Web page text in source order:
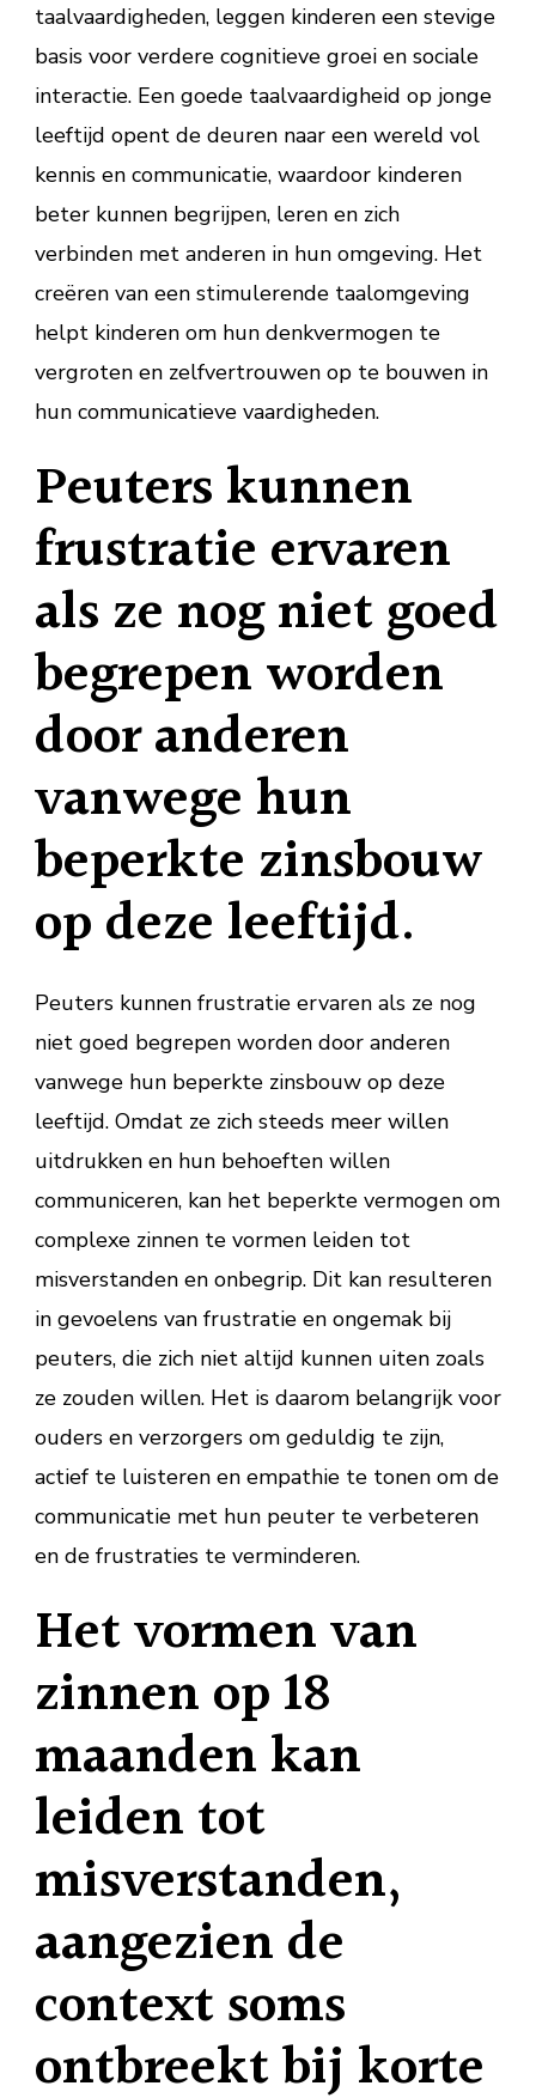
taalvaardigheden, leggen kinderen een stevige
basis voor verdere cognitieve groei en sociale
interactie. Een goede taalvaardigheid op jonge
leeftijd opent de deuren naar een wereld vol
kennis en communicatie, waardoor kinderen
beter kunnen begrijpen, leren en zich
verbinden met anderen in hun omgeving. Het
creëren van een stimulerende taalomgeving
helpt kinderen om hun denkvermogen te
vergroten en zelfvertrouwen op te bouwen in
hun communicatieve vaardigheden.
Peuters kunnen
frustratie ervaren
als ze nog niet goed
begrepen worden
door anderen
vanwege hun
beperkte zinsbouw
op deze leeftijd.
Peuters kunnen frustratie ervaren als ze nog
niet goed begrepen worden door anderen
vanwege hun beperkte zinsbouw op deze
leeftijd. Omdat ze zich steeds meer willen
uitdrukken en hun behoeften willen
communiceren, kan het beperkte vermogen om
complexe zinnen te vormen leiden tot
misverstanden en onbegrip. Dit kan resulteren
in gevoelens van frustratie en ongemak bij
peuters, die zich niet altijd kunnen uiten zoals
ze zouden willen. Het is daarom belangrijk voor
ouders en verzorgers om geduldig te zijn,
actief te luisteren en empathie te tonen om de
communicatie met hun peuter te verbeteren
en de frustraties te verminderen.
Het vormen van
zinnen op 18
maanden kan
leiden tot
misverstanden,
aangezien de
context soms
ontbreekt bij korte